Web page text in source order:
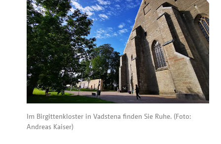
Im Birgittenkloster in Vadstena finden Sie Ruhe. (Foto:
Andreas Kaiser)